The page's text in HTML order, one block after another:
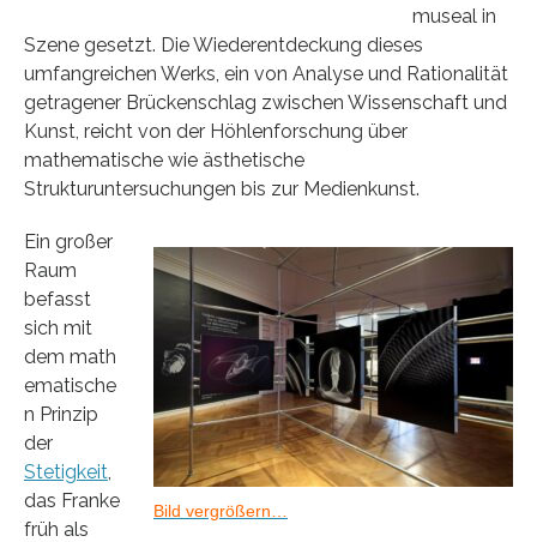
museal in
Szene gesetzt. Die Wiederentdeckung dieses
umfangreichen Werks, ein von Analyse und Rationalität
getragener Brückenschlag zwischen Wissenschaft und
Kunst, reicht von der Höhlenforschung über
mathematische wie ästhetische
Strukturuntersuchungen bis zur Medienkunst.
Bild vergrößern…
Ein großer
Raum
befasst
sich mit
dem math
ematische
n Prinzip
der
Stetigkeit
das Franke
früh als